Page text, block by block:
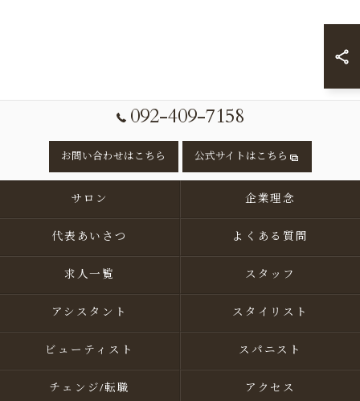
092-409-7158
お問い合わせはこちら 公式サイトはこちら
サロン 企業理念
代表あいさつ よくある質問
求人一覧 スタッフ
アシスタント スタイリスト
ビューティスト スパニスト
チェンジ/転職 アクセス